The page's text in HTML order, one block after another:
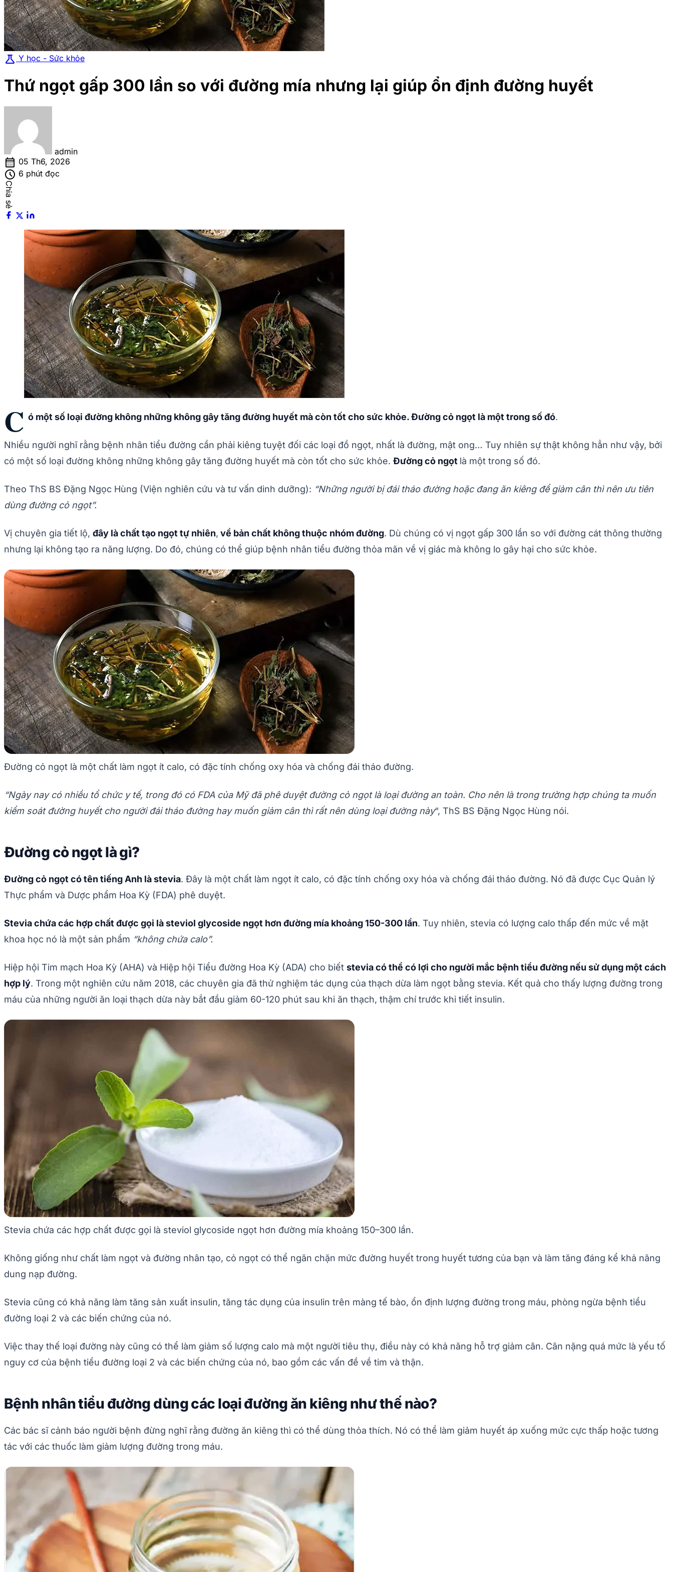
science Y học - Sức khỏe
Thứ ngọt gấp 300 lần so với đường mía nhưng lại giúp ổn định đường huyết
admin
calendar_month 05 Th6, 2026
schedule 6 phút đọc
Chia sẻ
C ó một số loại đường không những không gây tăng đường huyết mà còn tốt cho sức khỏe. Đường cỏ ngọt là một trong số đó.
Nhiều người nghĩ rằng bệnh nhân tiểu đường cần phải kiêng tuyệt đối các loại đồ ngọt, nhất là đường, mật ong… Tuy nhiên sự thật không hẳn như vậy, bởi
có một số loại đường không những không gây tăng đường huyết mà còn tốt cho sức khỏe. Đường cỏ ngọt là một trong số đó.
Theo ThS BS Đặng Ngọc Hùng (Viện nghiên cứu và tư vấn dinh dưỡng): “Những người bị đái tháo đường hoặc đang ăn kiêng để giảm cân thì nên ưu tiên
dùng đường cỏ ngọt”.
Vị chuyên gia tiết lộ, đây là chất tạo ngọt tự nhiên, về bản chất không thuộc nhóm đường. Dù chúng có vị ngọt gấp 300 lần so với đường cát thông thường
nhưng lại không tạo ra năng lượng. Do đó, chúng có thể giúp bệnh nhân tiểu đường thỏa mãn về vị giác mà không lo gây hại cho sức khỏe.
Đường cỏ ngọt là một chất làm ngọt ít calo, có đặc tính chống oxy hóa và chống đái tháo đường.
“Ngày nay có nhiều tổ chức y tế, trong đó có FDA của Mỹ đã phê duyệt đường cỏ ngọt là loại đường an toàn. Cho nên là trong trường hợp chúng ta muốn
kiểm soát đường huyết cho người đái tháo đường hay muốn giảm cân thì rất nên dùng loại đường này“, ThS BS Đặng Ngọc Hùng nói.
Đường cỏ ngọt là gì?
Đường cỏ ngọt có tên tiếng Anh là stevia. Đây là một chất làm ngọt ít calo, có đặc tính chống oxy hóa và chống đái tháo đường. Nó đã được Cục Quản lý
Thực phẩm và Dược phẩm Hoa Kỳ (FDA) phê duyệt.
Stevia chứa các hợp chất được gọi là steviol glycoside ngọt hơn đường mía khoảng 150-300 lần. Tuy nhiên, stevia có lượng calo thấp đến mức về mặt
khoa học nó là một sản phẩm “không chứa calo”.
Hiệp hội Tim mạch Hoa Kỳ (AHA) và Hiệp hội Tiểu đường Hoa Kỳ (ADA) cho biết stevia có thể có lợi cho người mắc bệnh tiểu đường nếu sử dụng một cách
hợp lý. Trong một nghiên cứu năm 2018, các chuyên gia đã thử nghiệm tác dụng của thạch dừa làm ngọt bằng stevia. Kết quả cho thấy lượng đường trong
máu của những người ăn loại thạch dừa này bắt đầu giảm 60-120 phút sau khi ăn thạch, thậm chí trước khi tiết insulin.
Stevia chứa các hợp chất được gọi là steviol glycoside ngọt hơn đường mía khoảng 150–300 lần.
Không giống như chất làm ngọt và đường nhân tạo, cỏ ngọt có thể ngăn chặn mức đường huyết trong huyết tương của bạn và làm tăng đáng kể khả năng
dung nạp đường.
Stevia cũng có khả năng làm tăng sản xuất insulin, tăng tác dụng của insulin trên màng tế bào, ổn định lượng đường trong máu, phòng ngừa bệnh tiểu
đường loại 2 và các biến chứng của nó.
Việc thay thế loại đường này cũng có thể làm giảm số lượng calo mà một người tiêu thụ, điều này có khả năng hỗ trợ giảm cân. Cân nặng quá mức là yếu tố
nguy cơ của bệnh tiểu đường loại 2 và các biến chứng của nó, bao gồm các vấn đề về tim và thận.
Bệnh nhân tiểu đường dùng các loại đường ăn kiêng như thế nào?
Các bác sĩ cảnh báo người bệnh đừng nghĩ rằng đường ăn kiêng thì có thể dùng thỏa thích. Nó có thể làm giảm huyết áp xuống mức cực thấp hoặc tương
tác với các thuốc làm giảm lượng đường trong máu.